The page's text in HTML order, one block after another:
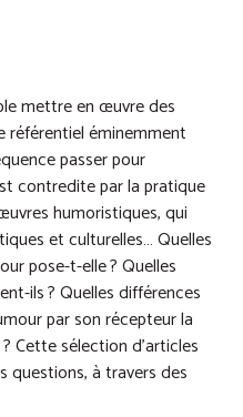
mettre en œuvre des
référentiel éminemment
passer pour
contredite par la pratique
humoristiques, qui
et culturelles… Quelles
pose-t-elle ? Quelles
ils ? Quelles différences
par son récepteur la
Cette sélection d’articles
questions, à travers des